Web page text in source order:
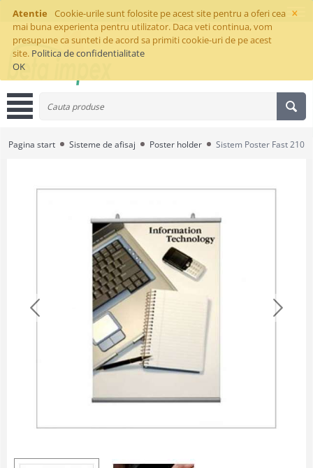
×
Atentie
Cookie-urile sunt folosite pe acest site pentru a oferi cea
mai buna experienta pentru utilizator. Daca veti continua, vom
presupune ca sunteti de acord sa primiti cookie-uri de pe acest
site. Politica de confidentialitate
OK
Pagina start Sisteme de afisaj Poster holder Sistem Poster Fast 210